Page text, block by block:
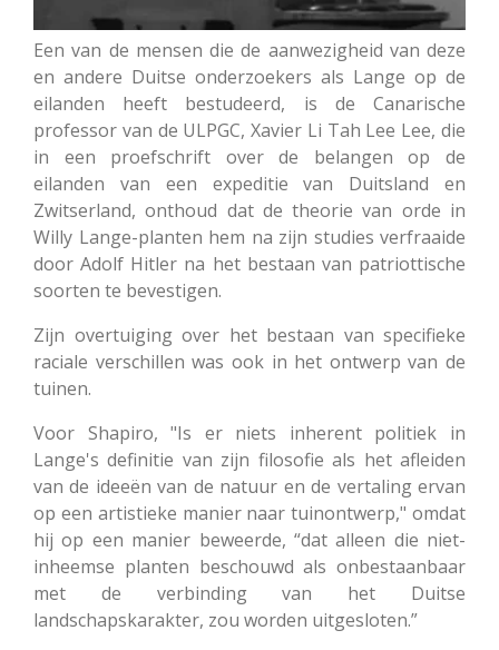
Een van de mensen die de aanwezigheid van deze
en andere Duitse onderzoekers als Lange op de
eilanden heeft bestudeerd, is de Canarische
professor van de ULPGC, Xavier Li Tah Lee Lee, die
in een proefschrift over de belangen op de
eilanden van een expeditie van Duitsland en
Zwitserland, onthoud dat de theorie van orde in
Willy Lange-planten hem na zijn studies verfraaide
door Adolf Hitler na het bestaan van patriottische
soorten te bevestigen.
Zijn overtuiging over het bestaan van specifieke
raciale verschillen was ook in het ontwerp van de
tuinen.
Voor Shapiro, "Is er niets inherent politiek in
Lange's definitie van zijn filosofie als het afleiden
van de ideeën van de natuur en de vertaling ervan
op een artistieke manier naar tuinontwerp," omdat
hij op een manier beweerde, “dat alleen die niet-
inheemse planten beschouwd als onbestaanbaar
met de verbinding van het Duitse
landschapskarakter, zou worden uitgesloten.”